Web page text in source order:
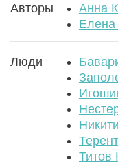
Авторы
Анна
Люди
Титов